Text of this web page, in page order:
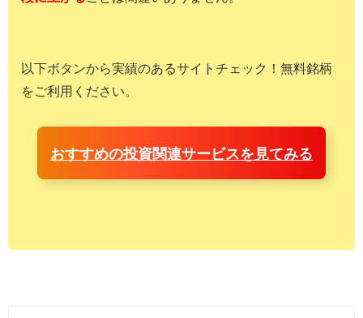
以下ボタンから実績のあるサイトチェック！無料銘柄
をご利用ください。
おすすめの投資関連サービスを見てみる